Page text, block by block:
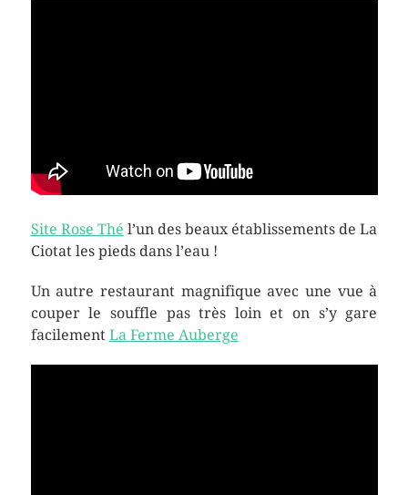
Site Rose Thé l’un des beaux établissements de La
Ciotat les pieds dans l’eau !
Un autre restaurant magnifique avec une vue à
couper le souffle pas très loin et on s’y gare
facilement La Ferme Auberge